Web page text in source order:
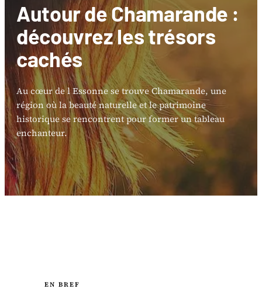
Autour de Chamarande :
découvrez les trésors
cachés
Au cœur de l Essonne se trouve Chamarande, une
région où la beauté naturelle et le patrimoine
historique se rencontrent pour former un tableau
enchanteur.
EN BREF